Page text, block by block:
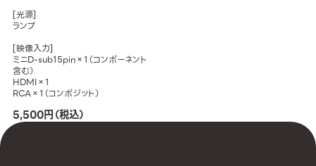
[光源]
ランプ
[映像入力]
ミニD-sub15pin×1（コンポーネント
含む）
HDMI×1
RCA×1（コンポジット）
5,500円（税込）